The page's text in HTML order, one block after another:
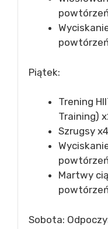
Piątek:
Trening
Training)
Szrugsy
Martwy
Sobota: